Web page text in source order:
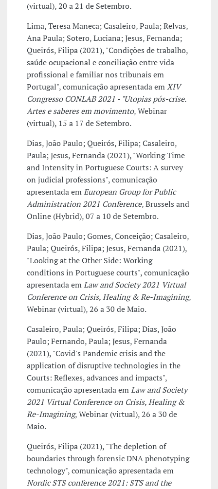
(virtual), 20 a 21 de Setembro.
Lima, Teresa Maneca; Casaleiro, Paula; Relvas,
Ana Paula; Sotero, Luciana; Jesus, Fernanda;
Queirós, Filipa (2021), "Condições de trabalho,
saúde ocupacional e conciliação entre vida
profissional e familiar nos tribunais em
Portugal", comunicação apresentada emXIV
Congresso CONLAB 2021 - "Utopias pós-crise.
Artes e saberes em movimento, Webinar
(virtual), 15 a 17 de Setembro.
Dias, João Paulo; Queirós, Filipa; Casaleiro,
Paula; Jesus, Fernanda (2021), "Working Time
and Intensity in Portuguese Courts: A survey
on judicial professions", comunicação
apresentada emEuropean Group for Public
Administration 2021 Conference, Brussels and
Online (Hybrid), 07 a 10 de Setembro.
Dias, João Paulo; Gomes, Conceição; Casaleiro,
Paula; Queirós, Filipa; Jesus, Fernanda (2021),
"Looking at the Other Side: Working
conditions in Portuguese courts", comunicação
apresentada emLaw and Society 2021 Virtual
Conference on Crisis, Healing & Re-Imagining,
Webinar (virtual), 26 a 30 de Maio.
Casaleiro, Paula; Queirós, Filipa; Dias, João
Paulo; Fernando, Paula; Jesus, Fernanda
(2021), "Covid's Pandemic crisis and the
application of disruptive technologies in the
Courts: Reflexes, advances and impacts",
comunicação apresentada emLaw and Society
2021 Virtual Conference on Crisis, Healing &
Re-Imagining, Webinar (virtual), 26 a 30 de
Maio.
Queirós, Filipa (2021), "The depletion of
boundaries through forensic DNA phenotyping
technology", comunicação apresentada em
Nordic STS conference 2021: STS and the